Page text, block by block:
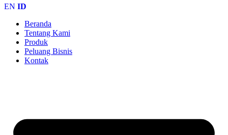
EN ID
Beranda
Tentang Kami
Produk
Peluang Bisnis
Kontak